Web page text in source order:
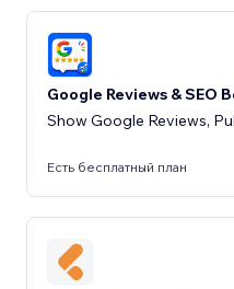
Google Reviews & SEO
Show Google Reviews,
Есть бесплатный план